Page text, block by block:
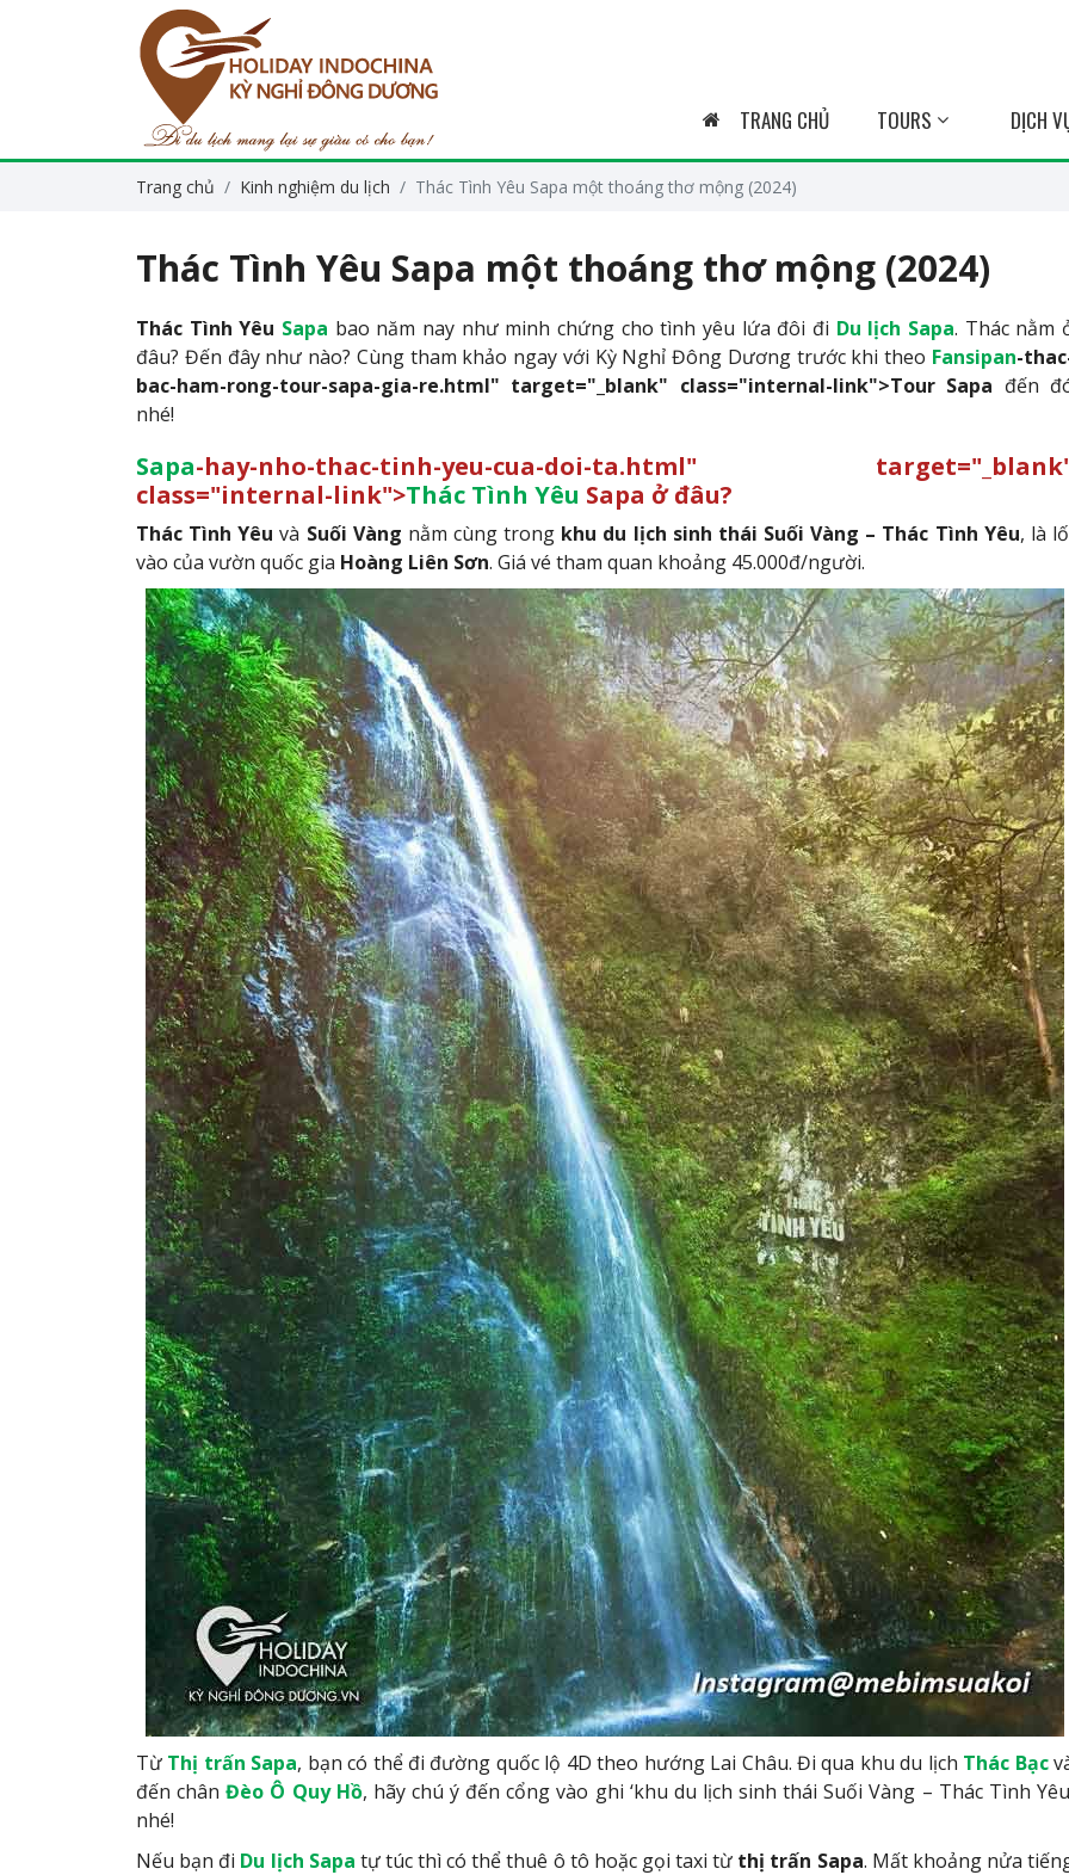
TRANG CHỦ TOURS DỊCH
Trang chủ Kinh nghiệm du lịch Thác Tình Yêu Sapa một thoáng thơ mộng (2024)
Thác Tình Yêu Sapa một thoáng thơ mộng (2024)
Thác Tình Yêu Sapa bao năm nay như minh chứng cho tình yêu lứa đôi đi Du lịch Sapa. Thác nằm
đâu? Đến đây như nào? Cùng tham khảo ngay với Kỳ Nghỉ Đông Dương trước khi theo Fansipan-
bac-ham-rong-tour-sapa-gia-re.html" target="_blank" class="internal-link">Tour Sapa đến
nhé!
Sapa-hay-nho-thac-tinh-yeu-cua-doi-ta.html"
class="internal-link">Thác Tình Yêu Sapa ở đâu?
Thác Tình Yêuvà Suối Vàng nằm cùng trong khu du lịch sinh thái Suối Vàng – Thác Tình Yêu, là
vào của vườn quốc gia Hoàng Liên Sơn. Giá vé tham quan khoảng 45.000đ/người.
Từ Thị trấn Sapa, bạn có thể đi đường quốc lộ 4D theo hướng Lai Châu. Đi qua khu du lịch Thác Bạc
đến chânĐèo Ô Quy Hồ, hãy chú ý đến cổng vào ghi ‘khu du lịch sinh thái Suối Vàng – Thác Tình
nhé!
Nếu bạn đi Du lịch Sapa tự túc thì có thể thuê ô tô hoặc gọi taxi từ thị trấn Sapa. Mất khoảng nửa